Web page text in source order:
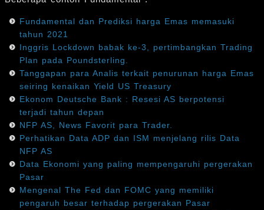
Fundamental dan Prediksi harga Emas memasuki
tahun 2021
Inggris Lockdown babak ke-3, pertimbangkan Trading
Plan pada Poundsterling.
Tanggapan para Analis terkait penurunan harga Emas
seiring kenaikan Yield US Treasury
Ekonom Deutsche Bank : Resesi AS berpotensi
terjadi tahun depan
NFP AS, News Favorit para Trader.
Perhatikan Data ADP dan ISM menjelang rilis Data
NFP AS
Data Ekonomi yang paling mempengaruhi pergerakan
Pasar
Mengenal The Fed dan FOMC yang memiliki
pengaruh besar terhadap pergerakan Pasar